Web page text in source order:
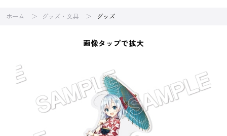
ホーム グッズ・文具 グッズ
画像タップで拡大